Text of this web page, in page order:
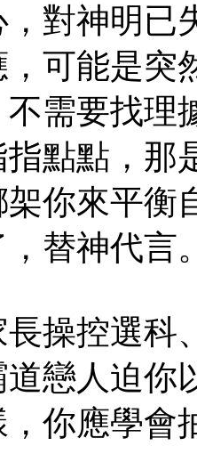
對神明已
可能是突
需要找理
點點，那
你來平衡
替神代言
操控選科
戀人迫你
你應學會